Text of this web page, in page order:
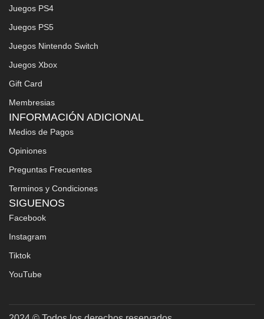
Juegos PS4
Juegos PS5
Juegos Nintendo Switch
Juegos Xbox
Gift Card
Membresias
INFORMACIÓN ADICIONAL
Medios de Pagos
Opiniones
Preguntas Frecuentes
Terminos y Condiciones
SIGUENOS
Facebook
Instagram
Tiktok
YouTube